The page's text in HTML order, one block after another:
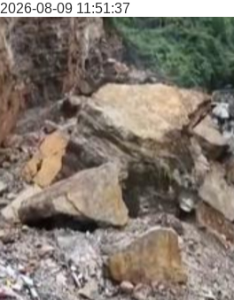
2026-08-09 11:51:37